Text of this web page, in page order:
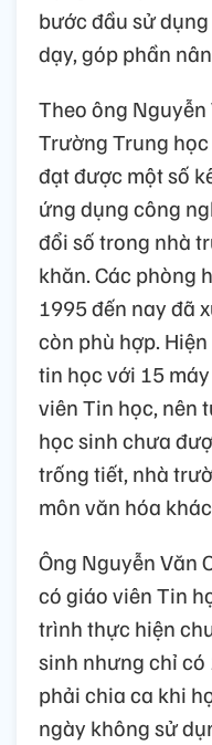
bước đầu sử
dạy, góp phần
Theo ông
Trường Trung
đạt được một số
ứng dụng công
đổi số trong nhà
khăn. Các phòng
1995 đến nay đã
còn phù hợp.
tin học với 15
viên Tin học, nên
học sinh chưa
trống tiết, nhà
môn văn hóa
Ông Nguyễn Văn
có giáo viên Tin
trình thực hiện
sinh nhưng chỉ
phải chia ca khi
ngày không sử